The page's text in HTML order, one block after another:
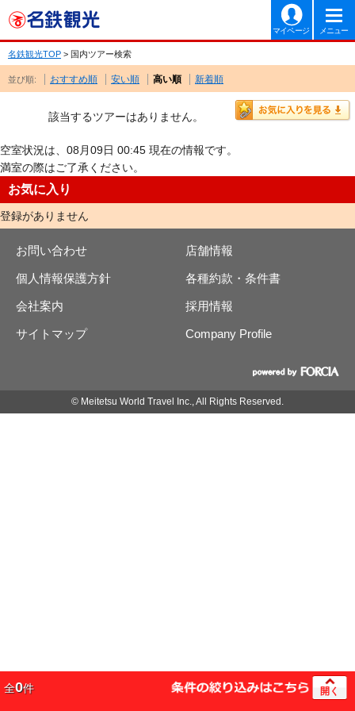
マイページ メニュー
名鉄観光TOP > 国内ツアー検索
並び順: おすすめ順 安い順 高い順 新着順
該当するツアーはありません。
空室状況は、08月09日 00:45 現在の情報です。
満室の際はご了承ください。
お気に入り
登録がありません
お問い合わせ 店舗情報
個人情報保護方針 各種約款・条件書
会社案内 採用情報
サイトマップ Company Profile
© Meitetsu World Travel Inc., All Rights Reserved.
全0件 開く